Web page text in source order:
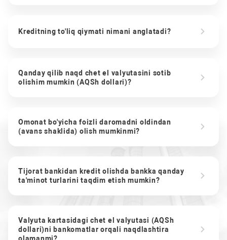
Kreditning to'liq qiymati nimani anglatadi?
Qanday qilib naqd chet el valyutasini sotib
olishim mumkin (AQSh dollari)?
Omonat bo'yicha foizli daromadni oldindan
(avans shaklida) olish mumkinmi?
Tijorat bankidan kredit olishda bankka qanday
ta'minot turlarini taqdim etish mumkin?
Valyuta kartasidagi chet el valyutasi (AQSh
dollari)ni bankomatlar orqali naqdlashtira